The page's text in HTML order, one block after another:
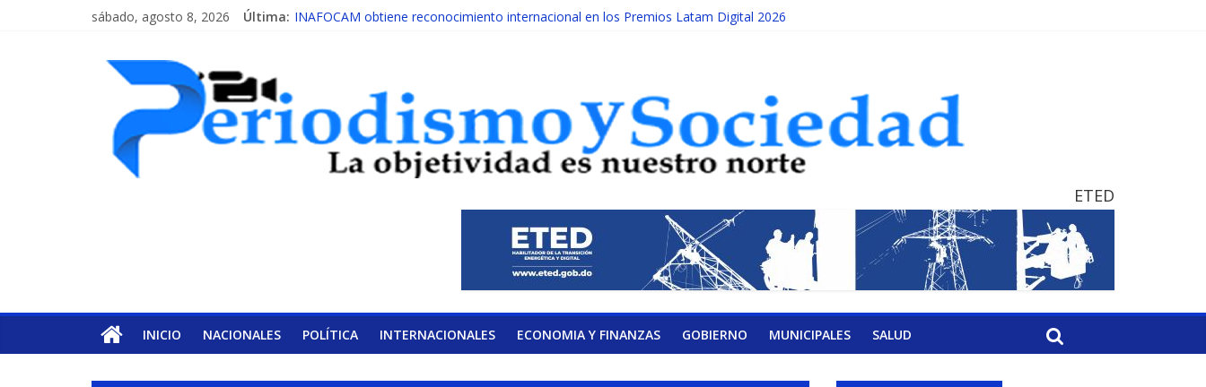
sábado, agosto 8, 2026 Última: INAFOCAM obtiene reconocimiento internacional en los Premios Latam Digital 2026
MESCyT presenta calendario de Consulta Nacional por la Educación
ETED
INICIO NACIONALES POLÍTICA INTERNACIONALES ECONOMIA Y FINANZAS GOBIERNO MUNICIPALES SALUD